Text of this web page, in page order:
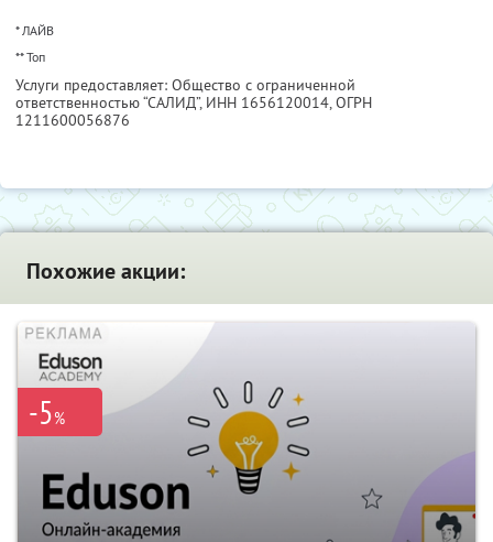
* ЛАЙВ
** Топ
Услуги предоставляет: Общество с ограниченной
ответственностью “САЛИД”, ИНН 1656120014, ОГРН
1211600056876
Похожие акции:
-5%